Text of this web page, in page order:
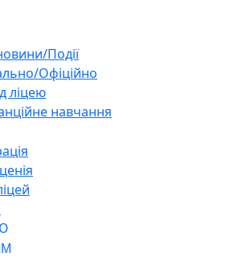
Події
Офіційно
ліцею
навчання